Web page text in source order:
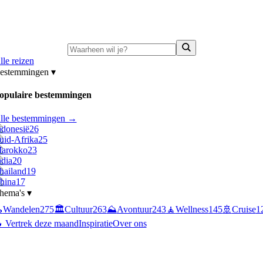
reizen
▾
bestemmingen
bestemmingen →
26
Afrika25
23
20
19
17
▾
Wandelen275🏛️Cultuur263⛰️Avontuur243🧘Wellness145🚢 Cruise
Vertrek deze maandInspiratieOver ons